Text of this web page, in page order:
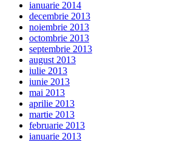
ianuarie 2014
decembrie 2013
noiembrie 2013
octombrie 2013
septembrie 2013
august 2013
iulie 2013
iunie 2013
mai 2013
aprilie 2013
martie 2013
februarie 2013
ianuarie 2013